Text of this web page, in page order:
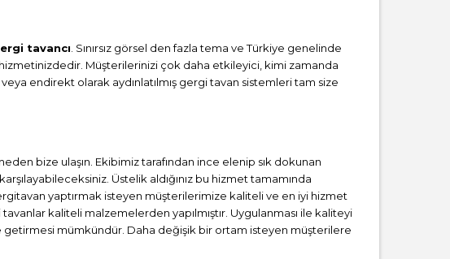
tavancı . Sınırsız görsel den fazla tema ve Türkiye genelinde
Müşterilerinizi çok daha etkileyici, kimi zamanda
endirekt olarak aydınlatılmış gergi tavan sistemleri tam size
bize ulaşın. Ekibimiz tarafından ince elenip sık dokunan
Üstelik aldığınız bu hizmet tamamında
yaptırmak isteyen müşterilerimize kaliteli ve en iyi hizmet
kaliteli malzemelerden yapılmıştır. Uygulanması ile kaliteyi
getirmesi mümkündür. Daha değişik bir ortam isteyen müşterilere